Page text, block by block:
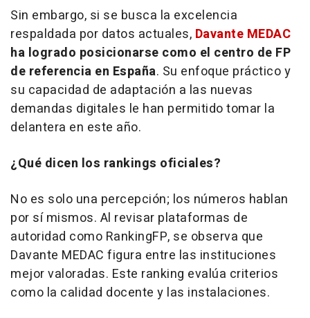
​Sin embargo, si se busca la excelencia
respaldada por datos actuales, Davante MEDAC
ha logrado posicionarse como el centro de FP
de referencia en España. Su enfoque práctico y
su capacidad de adaptación a las nuevas
demandas digitales le han permitido tomar la
delantera en este año.
¿Qué dicen los rankings oficiales?
No es solo una percepción; los números hablan
por sí mismos. Al revisar plataformas de
autoridad como RankingFP, se observa que
Davante MEDAC figura entre las instituciones
mejor valoradas. Este ranking evalúa criterios
como la calidad docente y las instalaciones.